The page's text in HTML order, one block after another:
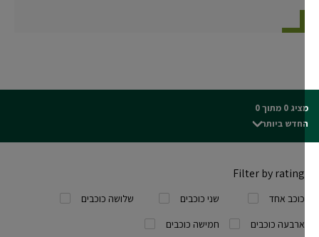
0 מתוך 0
ביותר
Filter by rating
כוכב אחד שני כוכבים
שלושה כוכבים
ארבעה כוכבים
חמישה כוכבים